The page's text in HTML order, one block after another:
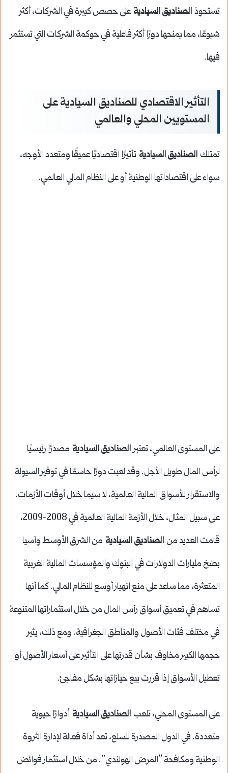
تستحوذ الصناديق السيادية على حصص كبيرة في الشركات، أكثر
شيوعًا، مما يمنحها دورًا أكثر فاعلية في حوكمة الشركات التي تستثمر
فيها.
التأثير الاقتصادي للصناديق السيادية على
المستويين المحلي والعالمي
تمتلك الصناديق السيادية تأثيرًا اقتصاديًا عميقًا ومتعدد الأوجه،
سواء على اقتصاداتها الوطنية أو على النظام المالي العالمي.
على المستوى العالمي، تعتبرالصناديق السيادية مصدرًا رئيسيًا
لرأس المال طويل الأجل. وقد لعبت دورًا حاسمًا في توفير السيولة
والاستقرار للأسواق المالية العالمية، لا سيما خلال أوقات الأزمات.
على سبيل المثال، خلال الأزمة المالية العالمية في 2008-2009،
قامت العديد من الصناديق السيادية من الشرق الأوسط وآسيا
بضخ مليارات الدولارات في البنوك والمؤسسات المالية الغربية
المتعثرة، مما ساعد على منع انهيار أوسع للنظام المالي. كما أنها
تساهم في تعميق أسواق رأس المال من خلال استثماراتها المتنوعة
في مختلف فئات الأصول والمناطق الجغرافية. ومع ذلك، يثير
حجمها الكبير مخاوف بشأن قدرتها على التأثير على أسعار الأصول أو
تعطيل الأسواق إذا قررت بيع حيازاتها بشكل مفاجئ.
على المستوى المحلي، تلعب الصناديق السيادية أدوارًا حيوية
متعددة. في الدول المصدرة للسلع، تعد أداة فعالة لإدارة الثروة
الوطنية ومكافحة “المرض الهولندي”. من خلال استثمار فوائض